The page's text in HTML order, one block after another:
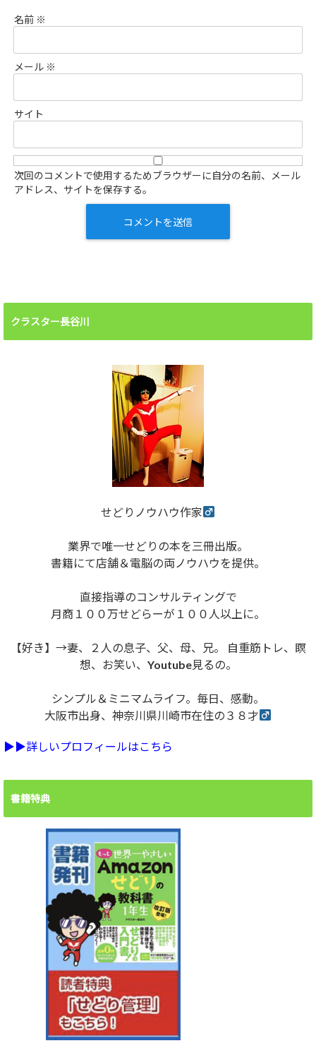
名前 ※
メール ※
サイト
次回のコメントで使用するためブラウザーに自分の名前、メール
アドレス、サイトを保存する。
クラスター長谷川
せどりノウハウ作家
業界で唯一せどりの本を三冊出版。
書籍にて店舗＆電脳の両ノウハウを提供。
直接指導のコンサルティングで
月商１００万せどらーが１００人以上に。
【好き】→妻、２人の息子、父、母、兄。 自重筋トレ、瞑
想、お笑い、Youtube見るの。
シンプル＆ミニマムライフ。毎日、感動。
大阪市出身、神奈川県川崎市在住の３８才
▶︎▶︎詳しいプロフィールはこちら
書籍特典